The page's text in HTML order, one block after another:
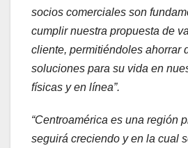
socios comerciales son
cumplir nuestra propuesta de
cliente, permitiéndoles ahorrar
soluciones para su vida en
físicas y en línea”.
“Centroamérica es una región
seguirá creciendo y en la cual